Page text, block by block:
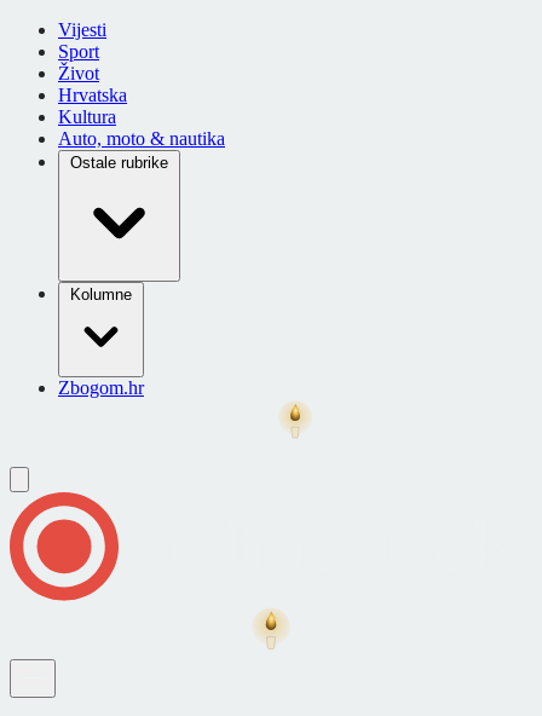
Vijesti
Sport
Život
Hrvatska
Kultura
Auto, moto & nautika
Ostale rubrike
Kolumne
Zbogom.hr